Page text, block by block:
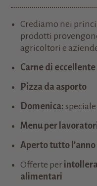
Crediamo nei
prodotti
agricoltori e
Carne di
Pizza da asporto
Domenica:
Menu per
Aperto tutto
Offerte per
alimentari